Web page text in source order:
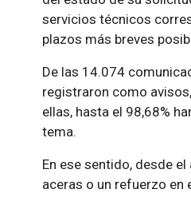
servicios técnicos
plazos más breves
De las 14.074
registraron como
ellas, hasta el 98,68%
tema.
En ese sentido, desde
aceras o un refuerzo en